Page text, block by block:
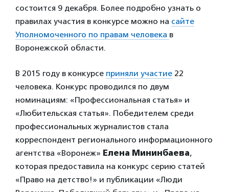
состоится 9 декабря. Более подробно узнать о
правилах участия в конкурсе можно на сайте
Уполномоченного по правам человека в
Воронежской области.
В 2015 году в конкурсе приняли участие 22
человека. Конкурс проводился по двум
номинациям: «Профессиональная статья» и
«Любительская статья». Победителем среди
профессиональных журналистов стала
корреспондент регионального информационного
агентства «Воронеж» Елена Мининбаева,
которая предоставила на конкурс серию статей
«Право на детство!» и публикации «Люди